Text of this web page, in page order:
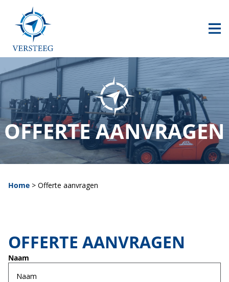
HOME
AANBOD
CONTACT
0517 240 500
info@versteegheftrucks.nl
OFFERTE AANVRAGEN
Home > Offerte aanvragen
OFFERTE AANVRAGEN
Naam